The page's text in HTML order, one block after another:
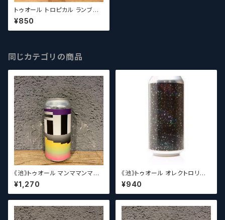
トゥオール トロピカル ランブル /
To Ol Tropical Rumble【クラ
フトビールシザーズ】
¥850
同じカテゴリの商品
《池》トゥオール マンママンマダ
ブルブルーベリー / To Ol Ma
mmamamma Double Blueb
erry【クラフトビールシザーズ】
¥1,270
《池》トゥオール オレクトロリテ
ス / To Ol Olectrolytes【クラ
フトビールシザーズ】
¥940